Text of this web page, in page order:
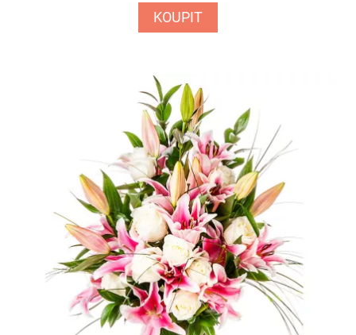
KOUPIT